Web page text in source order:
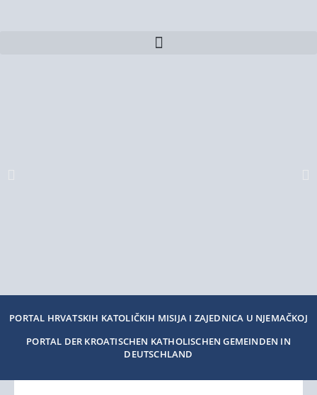
PORTAL HRVATSKIH KATOLIČKIH MISIJA I ZAJEDNICA U NJEMAČKOJ
PORTAL DER KROATISCHEN KATHOLISCHEN GEMEINDEN IN
DEUTSCHLAND